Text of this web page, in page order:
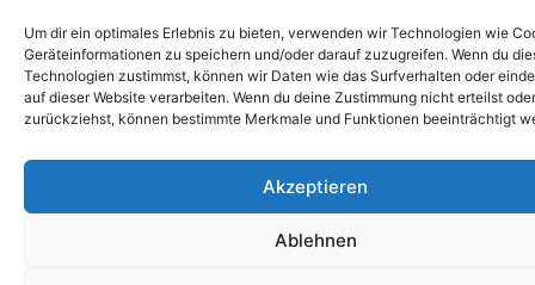
Um dir ein optimales Erlebnis zu bieten, verwenden wir Technologien wie
Geräteinformationen zu speichern und/oder darauf zuzugreifen. Wenn du
Technologien zustimmst, können wir Daten wie das Surfverhalten oder
auf dieser Website verarbeiten. Wenn du deine Zustimmung nicht erteilst oder
zurückziehst, können bestimmte Merkmale und Funktionen beeinträchtigt
Akzeptieren
Ablehnen